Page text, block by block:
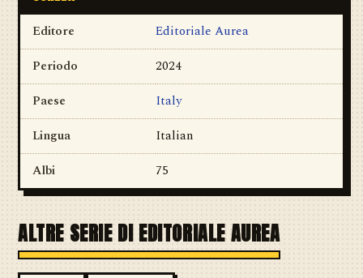
Editore
Editoriale Aurea
Periodo
2024
Paese
Italy
Lingua
Italian
Albi
75
ALTRE SERIE DI EDITORIALE AUREA